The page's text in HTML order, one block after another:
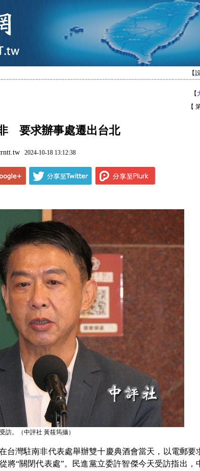
【
【
【
要求辦事處遷出台北
2024-10-18 13:12:38
訪。（中評社 黃筱筠攝）
駐南非代表處舉辦雙十慶典酒會當天，以電郵要
將“關閉代表處”。民進黨立委許智傑今天受訪指出，